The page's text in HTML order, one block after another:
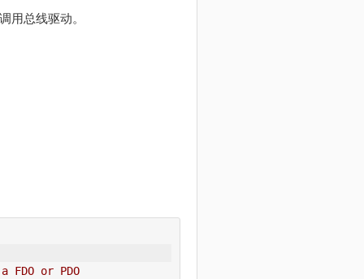
用总线驱动。
or PDO